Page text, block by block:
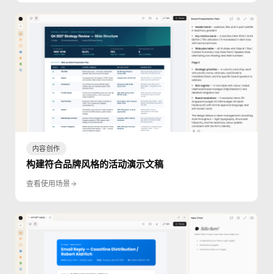
内容创作
构建符合品牌风格的活动演示文稿
查看使用场景